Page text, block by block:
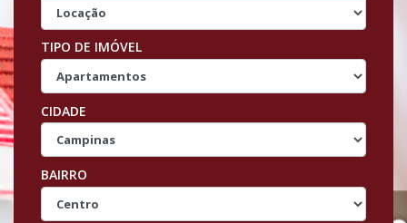
TIPO DE IMÓVEL
CIDADE
BAIRRO